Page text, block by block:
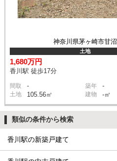
神奈川県茅ヶ崎市甘沼
土地
1,680万円
香川駅 徒歩17分
間取 - 築年 -
土地 105.56㎡ 建物 -㎡
類似の条件から検索
香川駅の新築戸建て